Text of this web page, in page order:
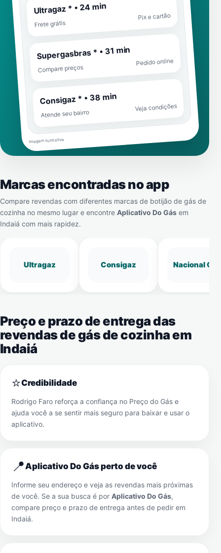
Ultragaz * • 24 min
Frete grátis
Pix e cartão
Supergasbras * • 31 min
Compare preços
Pedido online
Consigaz * • 38 min
Atende seu bairro
Veja condições
Imagem ilustrativa
Marcas encontradas no app
Compare revendas com diferentes marcas de botijão de gás de
cozinha no mesmo lugar e encontre Aplicativo Do Gás em
Indaiá com mais rapidez.
Ultragaz Consigaz Nacional Gás
Preço e prazo de entrega das
revendas de gás de cozinha em
Indaiá
⭐Credibilidade
Rodrigo Faro reforça a confiança no Preço do Gás e
ajuda você a se sentir mais seguro para baixar e usar o
aplicativo.
📍Aplicativo Do Gás perto de você
Informe seu endereço e veja as revendas mais próximas
de você. Se a sua busca é por Aplicativo Do Gás,
compare preço e prazo de entrega antes de pedir em
Indaiá.